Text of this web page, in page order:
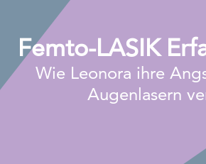
Femto-LASIK
Wie Leonora ihre
Augenlasern